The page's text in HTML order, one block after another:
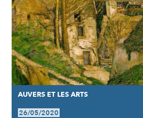
AUVERS ET LES ARTS
26/05/2020